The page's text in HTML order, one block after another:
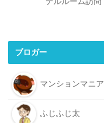
ブロガー
マンションマニア
ふじふじ太